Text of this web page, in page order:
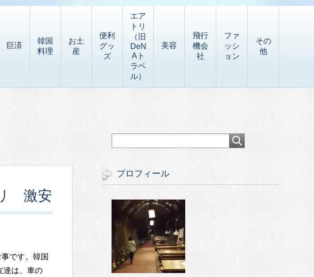
巨済
韓国
料理
お土
産
便利
グッ
ズ
エア
トリ
（旧
DeN
Aト
ラベ
ル）
美容
飛行
機会
社
ファ
ッシ
ョン
その
他
激安
です。韓国
は、車の
プロフィール